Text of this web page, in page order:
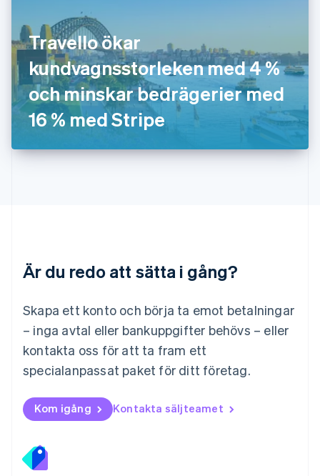
Travello ökar
kundvagnsstorleken med 4 %
och minskar bedrägerier med
16 % med Stripe
Är du redo att sätta i gång?
Skapa ett konto och börja ta emot betalningar
– inga avtal eller bankuppgifter behövs – eller
kontakta oss för att ta fram ett
specialanpassat paket för ditt företag.
Kom igång Kontakta säljteamet
EnglishFrançais
Kroatien
EnglishItaliano
Lettland
English
Liechtenstein
Deutsch English
Litauen
Luxemburg
Nederländerna
Norge
English
Nya Zeeland
English
English
Português English
Rumänien
Schweiz
Deutsch